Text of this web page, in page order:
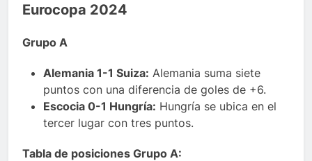
Eurocopa 2024
Grupo A
Alemania 1-1 Suiza: Alemania suma siete
puntos con una diferencia de goles de +6.
Escocia 0-1 Hungría: Hungría se ubica en el
tercer lugar con tres puntos.
Tabla de posiciones Grupo A: